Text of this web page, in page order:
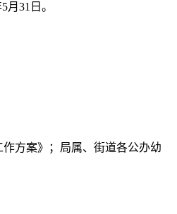
31日。
方案》；局属、街道各公办幼